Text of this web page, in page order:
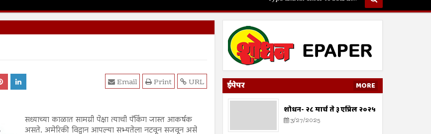
URL
Print
Email
सध्याच्या काळात सामग्री पेक्षा त्याची पॅकिंग जास्त आकर्षक
असते. अमेरिकी विद्वान आपल्या सभ्यतेला नटवून सजवून असे
ईपेपर MORE
शोधन- २८ मार्च ते ३ एप्रिल २०२५
3/27/2025